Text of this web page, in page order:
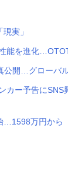
実」
能を進化
公開…グローバ
カー予告に
…1598万円から